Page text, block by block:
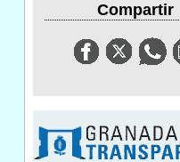
Compartir